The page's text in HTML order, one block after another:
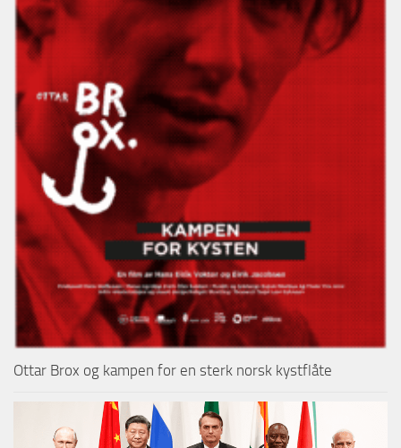
Ottar Brox og kampen for en sterk norsk kystflåte